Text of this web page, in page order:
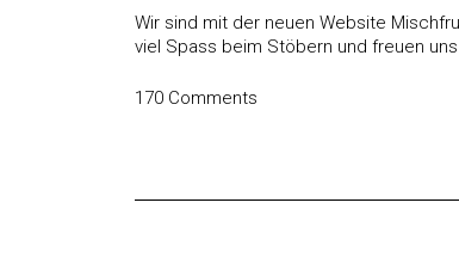
Wir sind mit der neuen Website
viel Spass beim Stöbern und freuen
170 Comments